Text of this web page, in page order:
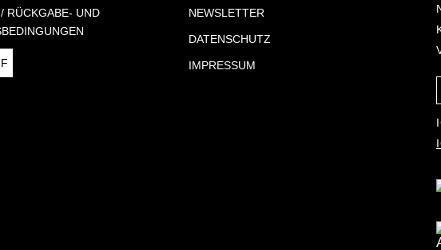
RÜCKGABE- UND
NEWSLETTER
DATENSCHUTZ
IMPRESSUM